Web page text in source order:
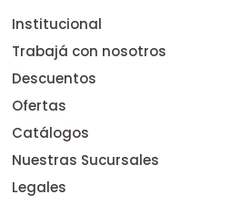
Institucional
Trabajá con nosotros
Descuentos
Ofertas
Catálogos
Nuestras Sucursales
Legales